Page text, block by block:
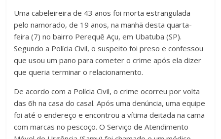
Uma cabeleireira de 43 anos foi morta estrangulada
pelo namorado, de 19 anos, na manhã desta quarta-
feira (7) no bairro Perequê Açu, em Ubatuba (SP).
Segundo a Polícia Civil, o suspeito foi preso e confessou
que usou um pano para cometer o crime após ela dizer
que queria terminar o relacionamento.
De acordo com a Polícia Civil, o crime ocorreu por volta
das 6h na casa do casal. Após uma denúncia, uma equipe
foi até o endereço e encontrou a vítima deitada na cama
com marcas no pescoço. O Serviço de Atendimento